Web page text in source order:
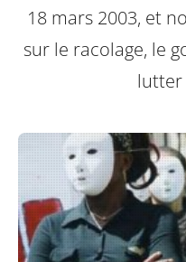
18 mars 2003, et
sur le racolage, le
lutter